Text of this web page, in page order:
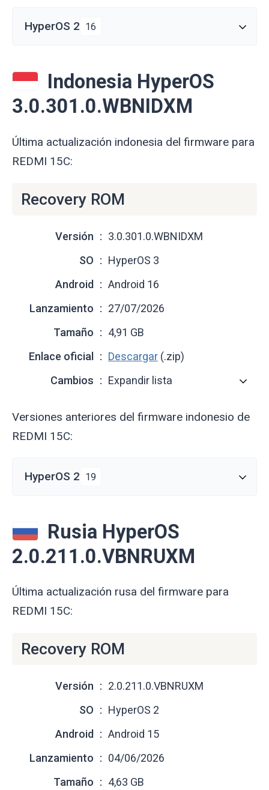
HyperOS 2 16
Indonesia HyperOS
3.0.301.0.WBNIDXM
Última actualización indonesia del firmware para
REDMI 15C:
Recovery ROM
Versión
3.0.301.0.WBNIDXM
SO
HyperOS 3
Android
Android 16
Lanzamiento
27/07/2026
Tamaño
4,91 GB
Enlace oficial
Descargar (.zip)
Cambios
Expandir lista
Versiones anteriores del firmware indonesio de
REDMI 15C:
HyperOS 2 19
Rusia HyperOS
2.0.211.0.VBNRUXM
Última actualización rusa del firmware para
REDMI 15C:
Recovery ROM
Versión
2.0.211.0.VBNRUXM
SO
HyperOS 2
Android
Android 15
Lanzamiento
04/06/2026
Tamaño
4,63 GB